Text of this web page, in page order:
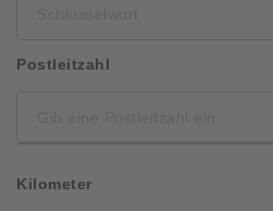
Postleitzahl
Kilometer